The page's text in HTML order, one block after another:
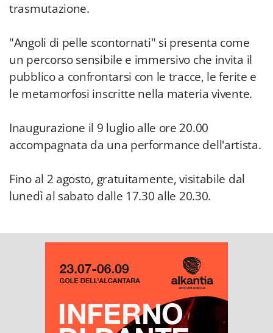
trasmutazione.
"Angoli di pelle scontornati" si presenta come
un percorso sensibile e immersivo che invita il
pubblico a confrontarsi con le tracce, le ferite e
le metamorfosi inscritte nella materia vivente.
Inaugurazione il 9 luglio alle ore 20.00
accompagnata da una performance dell'artista.
Fino al 2 agosto, gratuitamente, visitabile dal
lunedì al sabato dalle 17.30 alle 20.30.